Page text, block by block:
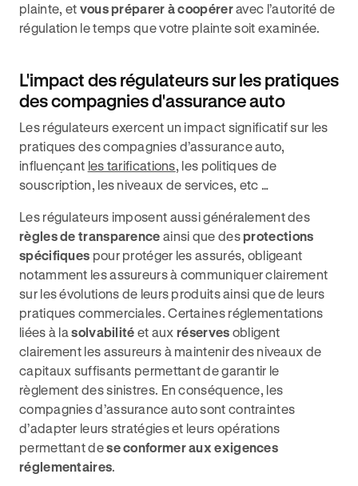
plainte, et vous préparer à coopéreravec l’autorité de
régulation le temps que votre plainte soit examinée.
L'impact des régulateurs sur les pratiques
des compagnies d'assurance auto
Les régulateurs exercent un impact significatif sur les
pratiques des compagnies d’assurance auto,
influençant les tarifications, les politiques de
souscription, les niveaux de services, etc …
Les régulateurs imposent aussi généralement des
règles de transparence ainsi que desprotections
spécifiques pour protéger les assurés, obligeant
notamment les assureurs à communiquer clairement
sur les évolutions de leurs produits ainsi que de leurs
pratiques commerciales. Certaines réglementations
liées à lasolvabilité et auxréserves obligent
clairement les assureurs à maintenir des niveaux de
capitaux suffisants permettant de garantir le
règlement des sinistres. En conséquence, les
compagnies d’assurance auto sont contraintes
d’adapter leurs stratégies et leurs opérations
permettant dese conformer aux exigences
réglementaires.